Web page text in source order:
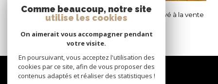
Casablanca (20000)
Triangle d’Or – Appartement entièrement rénové à la vente
Nous
Comme beaucoup, notre site
utilise les cookies
On aimerait vous accompagner pendant
votre visite.
En poursuivant, vous acceptez l'utilisation des
cookies par ce site, afin de vous proposer des
contenus adaptés et réaliser des statistiques !